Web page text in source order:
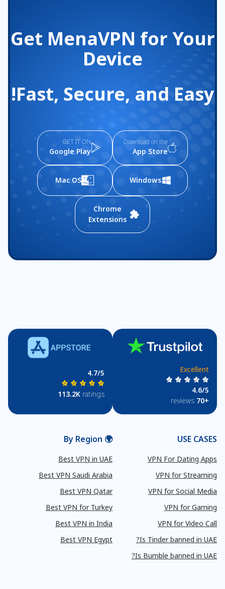
Get MenaVPN for Your
Device
Fast, Secure, and Easy!
Download on the
App Store
GET IT ON
Google Play
Windows
Mac OS
Chrome
Extensions
Excellent
4.6/5
+70
reviews
4.7/5
113.2Kratings
USE CASES
VPN For Dating Apps
VPN for Streaming
VPN for Social Media
VPN for Gaming
VPN for Video Call
Is Tinder banned in UAE?
Is Bumble banned in UAE?
🌍 By Region
Best VPN in UAE
Best VPN Saudi Arabia
Best VPN Qatar
Best VPN for Turkey
Best VPN in India
Best VPN Egypt